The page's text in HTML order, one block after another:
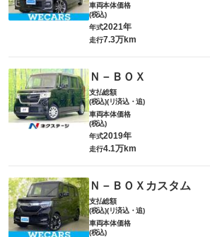
車両本体価格
(税込)
年式2021年
走行7.3万km
Ｎ－ＢＯＸ
支払総額
(税込)(リ済込・追)
車両本体価格
(税込)
年式2019年
走行4.1万km
Ｎ－ＢＯＸカスタム
支払総額
(税込)(リ済込・追)
車両本体価格
(税込)